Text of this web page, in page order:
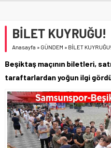
BİLET KUYRUĞU!
Anasayfa » GÜNDEM » BİLET KUYRUĞU!
Beşiktaş maçının biletleri,
taraftarlardan yoğun ilgi